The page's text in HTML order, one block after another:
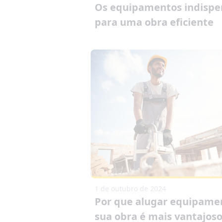
Os equipamentos
para uma obra eficiente
1 de outubro de 2024
Por que alugar
sua obra é mais